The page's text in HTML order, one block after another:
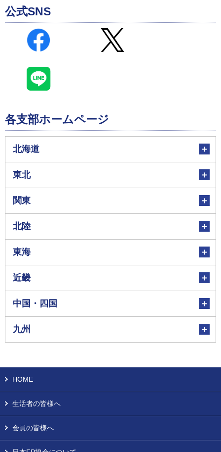
公式SNS
各支部ホームページ
北海道
東北
関東
北陸
東海
近畿
中国・四国
九州
HOME
生活者の皆様へ
会員の皆様へ